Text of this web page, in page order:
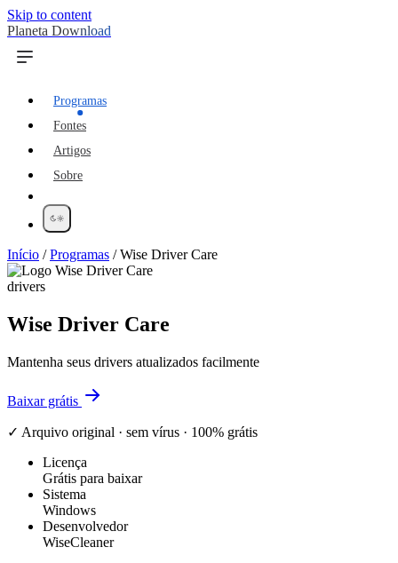
Skip to content
Planeta Download
Programas
Fontes
Artigos
Sobre
Início /Programas /Wise Driver Care
drivers
Wise Driver Care
Mantenha seus drivers atualizados facilmente
Baixar grátis
✓ Arquivo original · sem vírus · 100% grátis
Licença
Grátis para baixar
Sistema
Windows
Desenvolvedor
WiseCleaner